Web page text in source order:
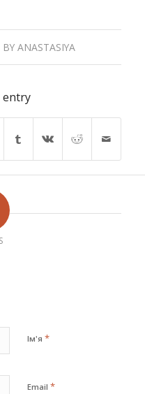
BY ANASTASIYA
entry
Ім'я *
Email *